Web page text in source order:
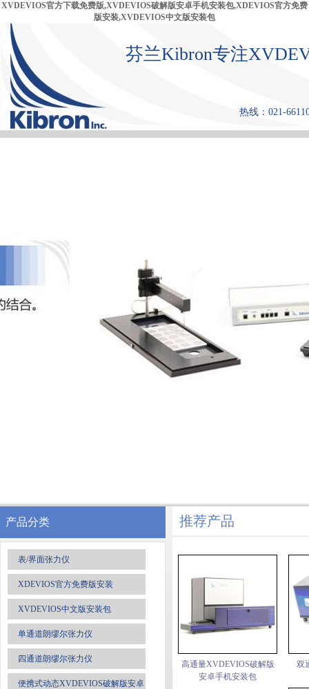
XVDEVIOS官方下载免费版,XVDEVIOS破解版安卓手机安装包,XDEVIOS官方免费
版安装,XVDEVIOS中文版安装包
芬兰Kibron专注
热线：021-
首 页 产品中心 张力仪
产品分类
表/界面张力仪
XDEVIOS官方免费版安装
XVDEVIOS中文版安装包
单通道朗缪尔张力仪
四通道朗缪尔张力仪
便携式动态XVDEVIOS破解版安卓
推荐产品
高通量XVDEVIOS破解版
安卓手机安装包
双